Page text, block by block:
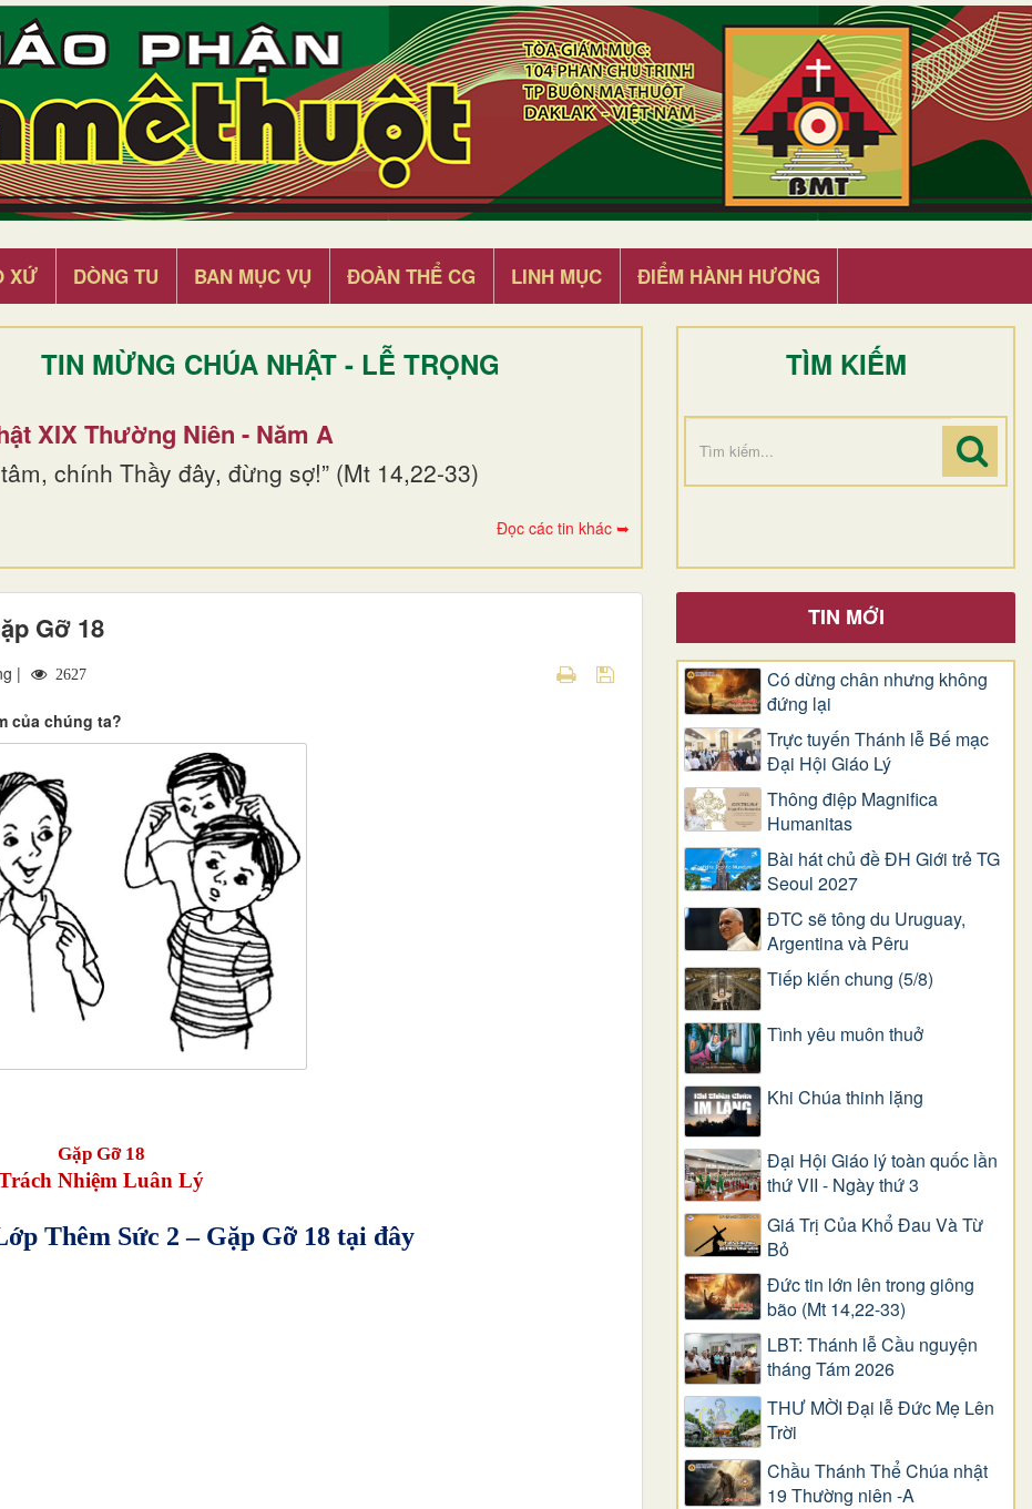
XỨ DÒNG TU BAN MỤC VỤ ĐOÀN THỂ CG LINH MỤC ĐIỂM HÀNH HƯƠNG
TIN MỪNG CHÚA NHẬT - LỄ TRỌNG
XIX Thường Niên - Năm A
chính Thầy đây, đừng sợ!” (Mt 14,22-33)
Đọc các tin khác ➥
TÌM KIẾM
Gỡ 18
| 2627
của chúng ta?
Gặp Gỡ 18
Nhiệm Luân Lý
Thêm Sức 2 – Gặp Gỡ 18 tại đây
TIN MỚI
Có dừng chân nhưng không
đứng lại
Trực tuyến Thánh lễ Bế mạc
Đại Hội Giáo Lý
Thông điệp Magnifica
Humanitas
Bài hát chủ đề ĐH Giới trẻ TG
Seoul 2027
ĐTC sẽ tông du Uruguay,
Argentina và Pêru
Tiếp kiến chung (5/8)
Tình yêu muôn thuở
Khi Chúa thinh lặng
Đại Hội Giáo lý toàn quốc lần
thứ VII - Ngày thứ 3
Giá Trị Của Khổ Ðau Và Từ
Bỏ
Đức tin lớn lên trong giông
bão (Mt 14,22-33)
LBT: Thánh lễ Cầu nguyện
tháng Tám 2026
THƯ MỜI Đại lễ Đức Mẹ Lên
Trời
Chầu Thánh Thể Chúa nhật
19 Thường niên -A